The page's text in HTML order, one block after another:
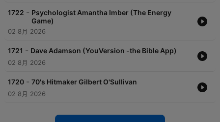
1722 - Psychologist Amantha Imber (The Energy
Game)
02 8月 2026
1721 - Dave Adamson (YouVersion -the Bible App)
02 8月 2026
1720 - 70's Hitmaker Gilbert O'Sullivan
02 8月 2026